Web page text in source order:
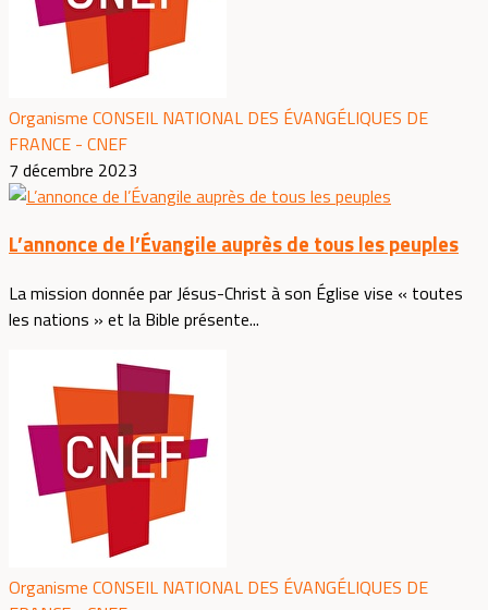
Organisme CONSEIL NATIONAL DES ÉVANGÉLIQUES DE
FRANCE - CNEF
7 décembre 2023
L’annonce de l’Évangile auprès de tous les peuples
La mission donnée par Jésus-Christ à son Église vise « toutes
les nations » et la Bible présente...
Organisme CONSEIL NATIONAL DES ÉVANGÉLIQUES DE